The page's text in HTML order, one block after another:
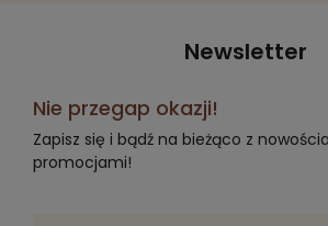
Newsletter
Nie przegap okazji!
Zapisz się i bądź na bieżąco z
promocjami!